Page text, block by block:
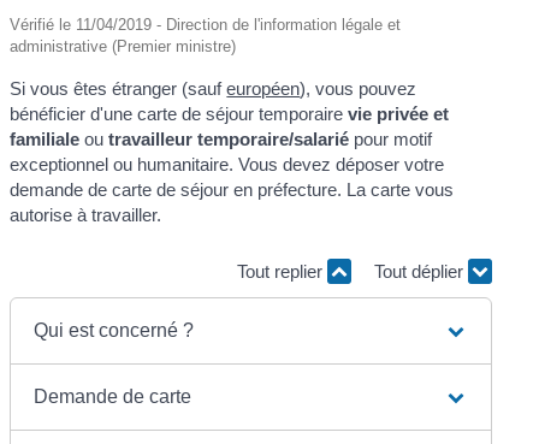
Vérifié le 11/04/2019 - Direction de l'information légale et
administrative (Premier ministre)
Si vous êtes étranger (saufeuropéen), vous pouvez
bénéficier d'une carte de séjour temporairevie privée et
familiale outravailleur temporaire/salarié pour motif
exceptionnel ou humanitaire. Vous devez déposer votre
demande de carte de séjour en préfecture. La carte vous
autorise à travailler.
Tout replier Tout déplier
Qui est concerné ?
Demande de carte